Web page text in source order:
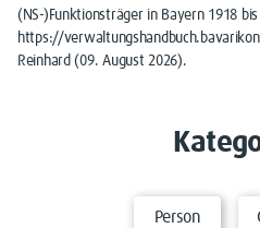
(NS-)Funktionsträger in Bayern 1918 bis
https://
Reinhard (09. August 2026).
Person